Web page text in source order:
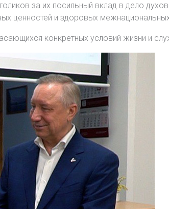
за их посильный вклад в дело
ценностей и здоровых
конкретных условий жизни и